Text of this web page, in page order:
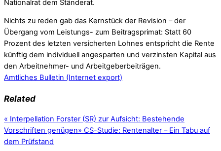
Nationalrat dem Ständerat.
Nichts zu reden gab das Kernstück der Revision – der
Übergang vom Leistungs- zum Beitragsprimat: Statt 60
Prozent des letzten versicherten Lohnes entspricht die Rente
künftig dem individuell angesparten und verzinsten Kapital aus
den Arbeitnehmer- und Arbeitgeberbeiträgen.
Amtliches Bulletin (Internet export)
Related
« Interpellation Forster (SR) zur Aufsicht: Bestehende
Vorschriften genügen» CS-Studie: Rentenalter – Ein Tabu auf
dem Prüfstand